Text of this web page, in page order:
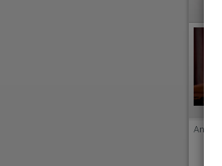
Anzeige